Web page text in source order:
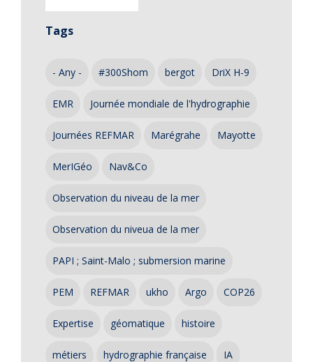
Tags
- Any - #300Shom bergot DriX H-9
EMR Journée mondiale de l'hydrographie
Journées REFMAR Marégrahe Mayotte
MerIGéo Nav&Co
Observation du niveau de la mer
Observation du niveua de la mer
PAPI ; Saint-Malo ; submersion marine
PEM REFMAR ukho Argo COP26
Expertise géomatique histoire
métiers hydrographie française IA